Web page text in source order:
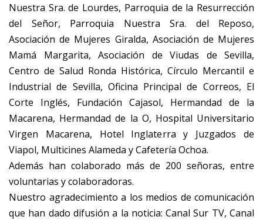
Nuestra Sra. de Lourdes, Parroquia de la Resurrección
del Señor, Parroquia Nuestra Sra. del Reposo,
Asociación de Mujeres Giralda, Asociación de Mujeres
Mamá Margarita, Asociación de Viudas de Sevilla,
Centro de Salud Ronda Histórica, Círculo Mercantil e
Industrial de Sevilla, Oficina Principal de Correos, El
Corte Inglés, Fundación Cajasol, Hermandad de la
Macarena, Hermandad de la O, Hospital Universitario
Virgen Macarena, Hotel Inglaterra y Juzgados de
Viapol, Multicines Alameda y Cafetería Ochoa.
Además han colaborado más de 200 señoras, entre
voluntarias y colaboradoras.
Nuestro agradecimiento a los medios de comunicación
que han dado difusión a la noticia: Canal Sur TV, Canal